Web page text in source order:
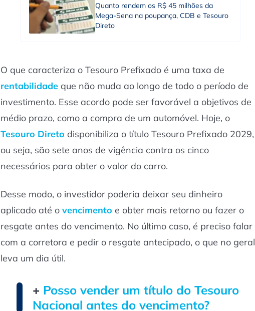
Quanto rendem os R$ 45 milhões da
Mega-Sena na poupança, CDB e Tesouro
Direto
O que caracteriza o Tesouro Prefixado é uma taxa de
rentabilidade que não muda ao longo de todo o período de
investimento. Esse acordo pode ser favorável a objetivos de
médio prazo, como a compra de um automóvel. Hoje, o
Tesouro Direto disponibiliza o título Tesouro Prefixado 2029,
ou seja, são sete anos de vigência contra os cinco
necessários para obter o valor do carro.
Desse modo, o investidor poderia deixar seu dinheiro
aplicado até o vencimento e obter mais retorno ou fazer o
resgate antes do vencimento. No último caso, é preciso falar
com a corretora e pedir o resgate antecipado, o que no geral
leva um dia útil.
+ Posso vender um título do Tesouro
Nacional antes do vencimento?